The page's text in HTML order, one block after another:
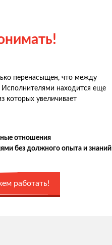
перенасыщен, что между
находится еще
которых увеличивает
отношения
без должного опыта и знаний
работать!